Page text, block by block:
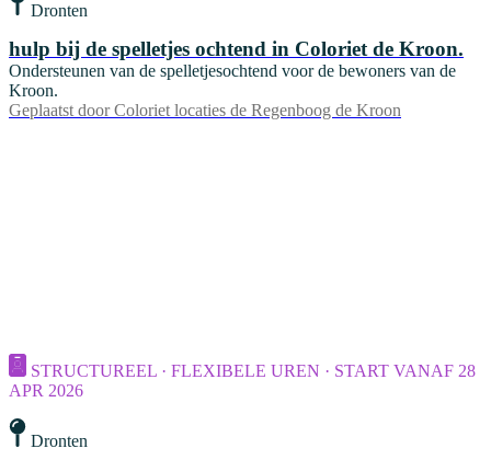
Dronten
hulp bij de spelletjes ochtend in Coloriet de Kroon.
Ondersteunen van de spelletjesochtend voor de bewoners van de
Kroon.
Geplaatst door Coloriet locaties de Regenboog de Kroon
STRUCTUREEL · FLEXIBELE UREN · START VANAF 28
APR 2026
Dronten